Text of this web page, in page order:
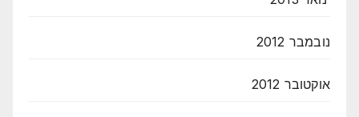
נובמבר 2012
אוקטובר 2012